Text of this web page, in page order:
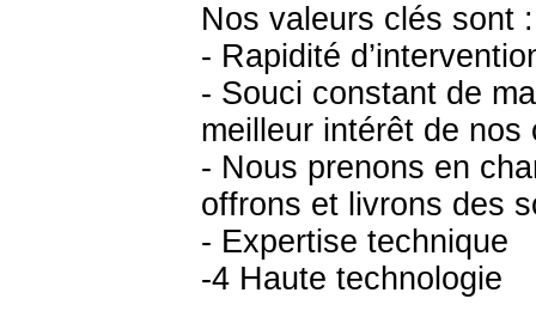
Nos valeurs clés sont :
- Rapidité
- Souci constant de
meilleur intérêt de
- Nous prenons en
offrons et livrons des
- Expertise technique
-4 Haute technologie